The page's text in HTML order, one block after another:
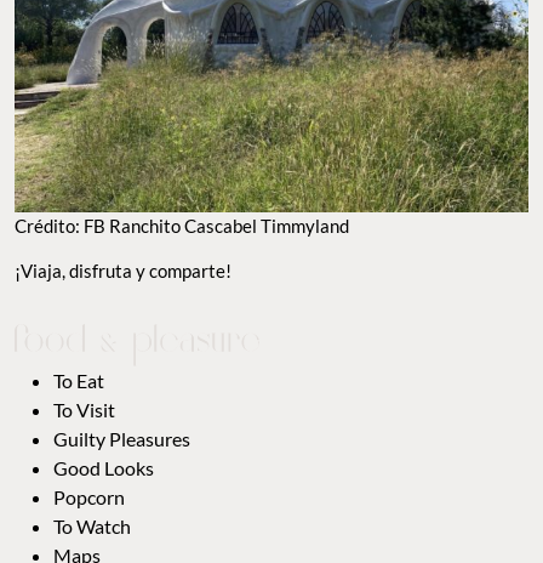
Crédito: FB Ranchito Cascabel Timmyland
¡Viaja, disfruta y comparte!
To Eat
To Visit
Guilty Pleasures
Good Looks
Popcorn
To Watch
Maps